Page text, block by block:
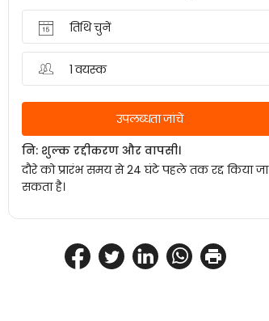
तिथि चुनें
1 वयस्क
उपलब्धता जांचें
नि: शुल्क रद्दीकरण और वापसी।
दौरे को प्रारंभ समय से 24 घंटे पहले तक रद्द किया जा
सकता है।